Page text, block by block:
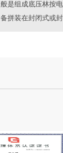
般是组成底压林按
备拼装在封闭式或